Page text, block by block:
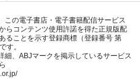
この電子書店・電子書籍配信サービス
らコンテンツ使用許諾を得た正規版配
ることを示す登録商標（登録番号 第
す。
細、ABJマークを掲示しているサービス